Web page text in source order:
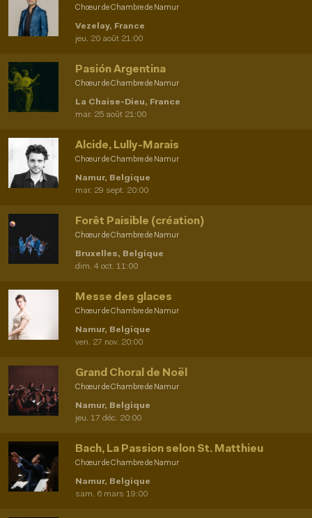
Chœur de Chambre de Namur
Vezelay, France
jeu. 20 août 21:00
Chœur de Chambre de Namur
Pasión Argentina
La Chaise-Dieu, France
mar. 25 août 21:00
Chœur de Chambre de Namur
Alcide, Lully-Marais
Namur, Belgique
mar. 29 sept. 20:00
Chœur de Chambre de Namur
Forêt Paisible (création)
Bruxelles, Belgique
dim. 4 oct. 11:00
Chœur de Chambre de Namur
Messe des glaces
Namur, Belgique
ven. 27 nov. 20:00
Chœur de Chambre de Namur
Grand Choral de Noël
Namur, Belgique
jeu. 17 déc. 20:00
Chœur de Chambre de Namur
Bach, La Passion selon St. Matthieu
Namur, Belgique
sam. 6 mars 19:00